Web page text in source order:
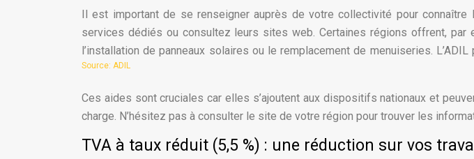
Il est important de se renseigner auprès de votre collectivité pour
services dédiés ou consultez leurs sites web. Certaines régions offrent, par
l’installation de panneaux solaires ou le remplacement de menuiseries.
Source: ADIL
Ces aides sont cruciales car elles s’ajoutent aux dispositifs nationaux et
charge. N’hésitez pas à consulter le site de votre région pour trouver les
TVA à taux réduit (5,5 %) : une réduction sur vos